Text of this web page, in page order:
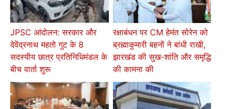
JPSC आंदोलन: सरकार और
देवेंद्रनाथ महतो गुट के 8
सदस्यीय छात्र प्रतिनिधिमंडल के
बीच वार्ता शुरू
रक्षाबंधन पर CM हेमंत सोरेन को
ब्रह्माकुमारी बहनों ने बांधी राखी,
झारखंड की सुख-शांति और समृद्धि
की कामना की